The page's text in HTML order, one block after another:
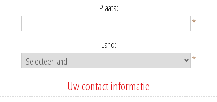
Plaats:
*
Land:
*
Uw contact informatie